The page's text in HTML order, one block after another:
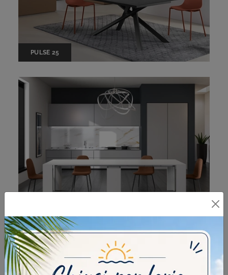
PULSE 25